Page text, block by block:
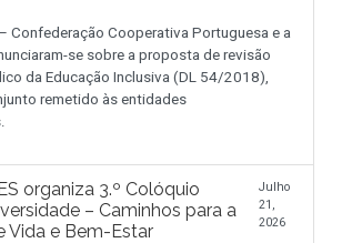
– Confederação Cooperativa Portuguesa e a
se sobre a proposta de revisão
da Educação Inclusiva (DL 54/2018),
remetido às entidades
organiza 3.º Colóquio
– Caminhos para a
Vida e Bem-Estar
Julho
21,
2026